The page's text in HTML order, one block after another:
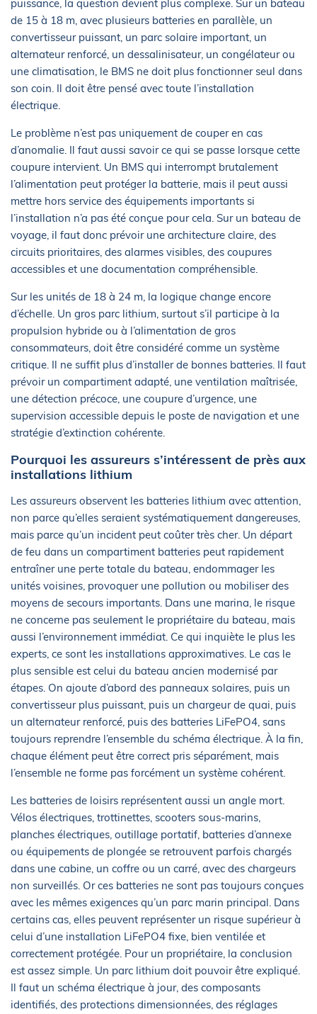
puissance, la question devient plus complexe. Sur un bateau
de 15 à 18 m, avec plusieurs batteries en parallèle, un
convertisseur puissant, un parc solaire important, un
alternateur renforcé, un dessalinisateur, un congélateur ou
une climatisation, le BMS ne doit plus fonctionner seul dans
son coin. Il doit être pensé avec toute l’installation
électrique.
Le problème n’est pas uniquement de couper en cas
d’anomalie. Il faut aussi savoir ce qui se passe lorsque cette
coupure intervient. Un BMS qui interrompt brutalement
l’alimentation peut protéger la batterie, mais il peut aussi
mettre hors service des équipements importants si
l’installation n’a pas été conçue pour cela. Sur un bateau de
voyage, il faut donc prévoir une architecture claire, des
circuits prioritaires, des alarmes visibles, des coupures
accessibles et une documentation compréhensible.
Sur les unités de 18 à 24 m, la logique change encore
d’échelle. Un gros parc lithium, surtout s’il participe à la
propulsion hybride ou à l’alimentation de gros
consommateurs, doit être considéré comme un système
critique. Il ne suffit plus d’installer de bonnes batteries. Il faut
prévoir un compartiment adapté, une ventilation maîtrisée,
une détection précoce, une coupure d’urgence, une
supervision accessible depuis le poste de navigation et une
stratégie d’extinction cohérente.
Pourquoi les assureurs s’intéressent de près aux
installations lithium
Les assureurs observent les batteries lithium avec attention,
non parce qu’elles seraient systématiquement dangereuses,
mais parce qu’un incident peut coûter très cher. Un départ
de feu dans un compartiment batteries peut rapidement
entraîner une perte totale du bateau, endommager les
unités voisines, provoquer une pollution ou mobiliser des
moyens de secours importants. Dans une marina, le risque
ne concerne pas seulement le propriétaire du bateau, mais
aussi l’environnement immédiat. Ce qui inquiète le plus les
experts, ce sont les installations approximatives. Le cas le
plus sensible est celui du bateau ancien modernisé par
étapes. On ajoute d’abord des panneaux solaires, puis un
convertisseur plus puissant, puis un chargeur de quai, puis
un alternateur renforcé, puis des batteries LiFePO4, sans
toujours reprendre l’ensemble du schéma électrique. À la fin,
chaque élément peut être correct pris séparément, mais
l’ensemble ne forme pas forcément un système cohérent.
Les batteries de loisirs représentent aussi un angle mort.
Vélos électriques, trottinettes, scooters sous-marins,
planches électriques, outillage portatif, batteries d’annexe
ou équipements de plongée se retrouvent parfois chargés
dans une cabine, un coffre ou un carré, avec des chargeurs
non surveillés. Or ces batteries ne sont pas toujours conçues
avec les mêmes exigences qu’un parc marin principal. Dans
certains cas, elles peuvent représenter un risque supérieur à
celui d’une installation LiFePO4 fixe, bien ventilée et
correctement protégée. Pour un propriétaire, la conclusion
est assez simple. Un parc lithium doit pouvoir être expliqué.
Il faut un schéma électrique à jour, des composants
identifiés, des protections dimensionnées, des réglages